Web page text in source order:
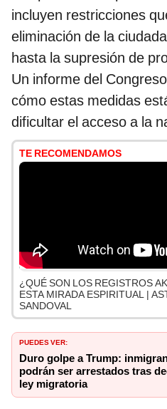
incluyen restricciones
eliminación de la
hasta la supresión de
Un informe del
cómo estas medidas
dificultar el acceso a la
TE RECOMENDAMOS
¿QUÉ SON LOS REGISTROS
ESTA MIRADA ESPIRITUAL |
SANDOVAL
PUEDES VER:
Duro golpe a Trump:
podrán ser arrestados tras
ley migratoria